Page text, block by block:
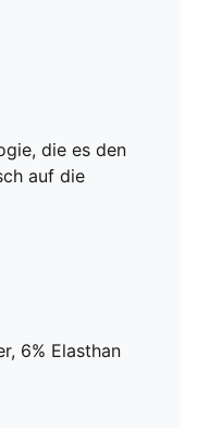
die es den
auf die
6% Elasthan